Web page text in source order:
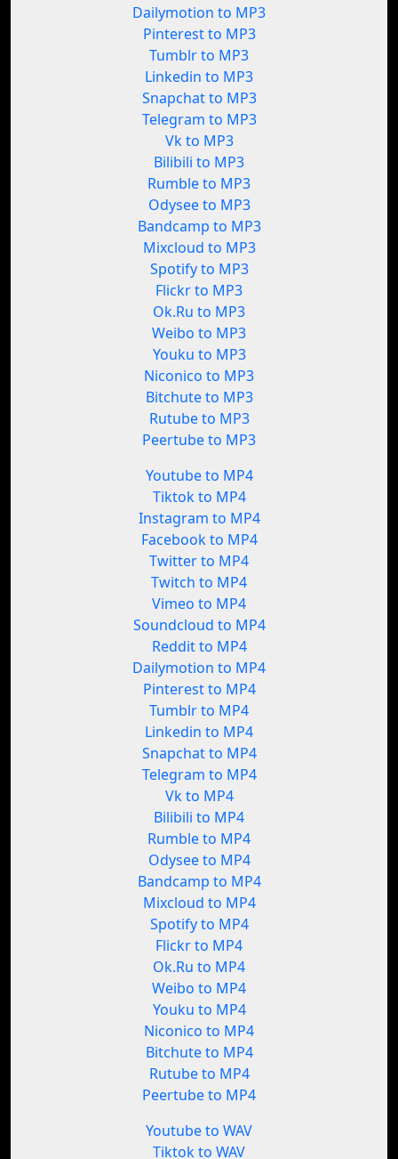
Dailymotion to MP3
Pinterest to MP3
Tumblr to MP3
Linkedin to MP3
Snapchat to MP3
Telegram to MP3
Vk to MP3
Bilibili to MP3
Rumble to MP3
Odysee to MP3
Bandcamp to MP3
Mixcloud to MP3
Spotify to MP3
Flickr to MP3
Ok.Ru to MP3
Weibo to MP3
Youku to MP3
Niconico to MP3
Bitchute to MP3
Rutube to MP3
Peertube to MP3
Youtube to MP4
Tiktok to MP4
Instagram to MP4
Facebook to MP4
Twitter to MP4
Twitch to MP4
Vimeo to MP4
Soundcloud to MP4
Reddit to MP4
Dailymotion to MP4
Pinterest to MP4
Tumblr to MP4
Linkedin to MP4
Snapchat to MP4
Telegram to MP4
Vk to MP4
Bilibili to MP4
Rumble to MP4
Odysee to MP4
Bandcamp to MP4
Mixcloud to MP4
Spotify to MP4
Flickr to MP4
Ok.Ru to MP4
Weibo to MP4
Youku to MP4
Niconico to MP4
Bitchute to MP4
Rutube to MP4
Peertube to MP4
Youtube to WAV
Tiktok to WAV